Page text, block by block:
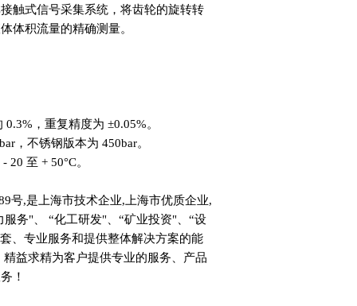
触式信号采集系统，将齿轮的旋转转
体积流量的精确测量。
，重复精度为 ±0.05%。
，不锈钢版本为 450bar。
至 + 50°C。
号,是上海市技术企业,上海市优质企业,
务"、 “化工研发"、“矿业投资"、“设
、专业服务和提供整体解决方案的能
益求精为客户提供专业的服务、产品
！